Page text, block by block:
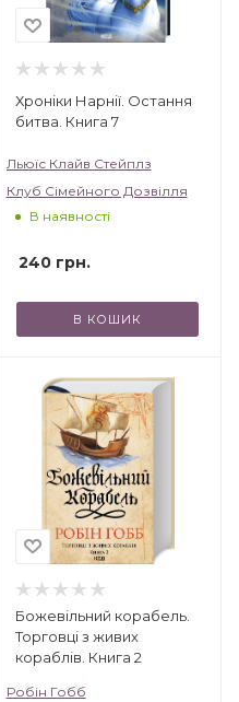
Хроніки Нарнії. Остання
битва. Книга 7
Льюїс Клайв Стейплз
Клуб Сімейного Дозвілля
В наявності
240грн.
В КОШИК
Божевільний корабель.
Торговці з живих
кораблів. Книга 2
Робін Гобб